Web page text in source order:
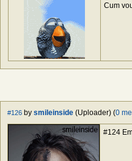
Cum
#126 by smileinside (Uploader) (0
#124